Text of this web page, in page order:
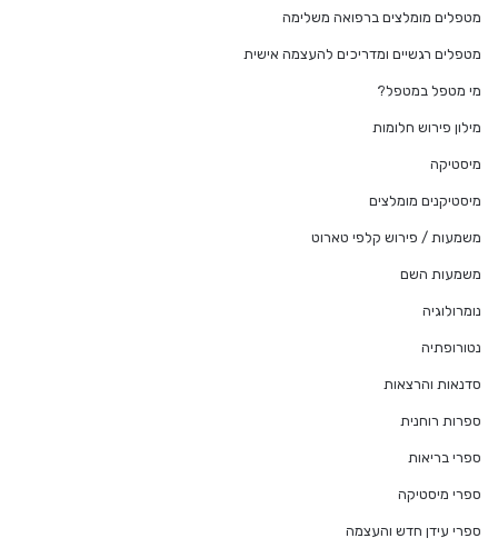
מטפלים מומלצים ברפואה משלימה
מטפלים רגשיים ומדריכים להעצמה אישית
מי מטפל במטפל?
מילון פירוש חלומות
מיסטיקה
מיסטיקנים מומלצים
משמעות / פירוש קלפי טארוט
משמעות השם
נומרולוגיה
נטורופתיה
סדנאות והרצאות
ספרות רוחנית
ספרי בריאות
ספרי מיסטיקה
ספרי עידן חדש והעצמה